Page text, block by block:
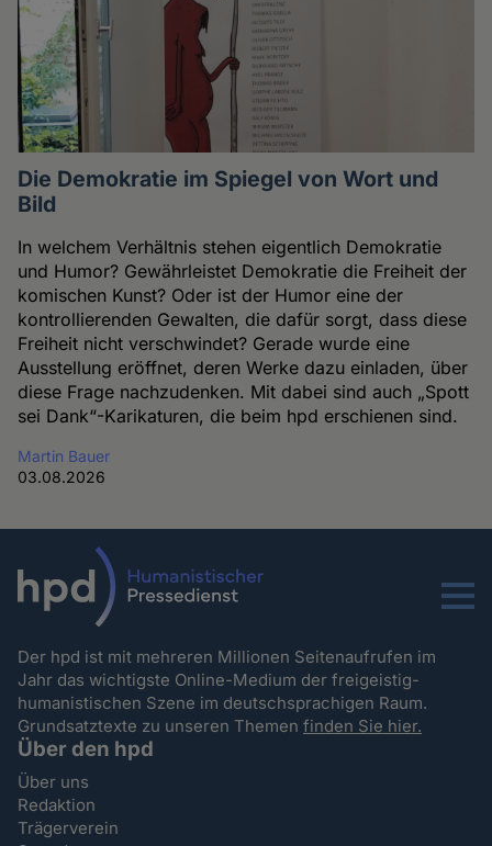
Die Demokratie im Spiegel von Wort und
Bild
In welchem Verhältnis stehen eigentlich Demokratie
und Humor? Gewährleistet Demokratie die Freiheit der
komischen Kunst? Oder ist der Humor eine der
kontrollierenden Gewalten, die dafür sorgt, dass diese
Freiheit nicht verschwindet? Gerade wurde eine
Ausstellung eröffnet, deren Werke dazu einladen, über
diese Frage nachzudenken. Mit dabei sind auch „Spott
sei Dank“-Karikaturen, die beim hpd erschienen sind.
Martin Bauer
03.08.2026
Menu
Der hpd ist mit mehreren Millionen Seitenaufrufen im
Jahr das wichtigste Online-Medium der freigeistig-
humanistischen Szene im deutschsprachigen Raum.
Grundsatztexte zu unseren Themenfinden Sie hier.
Über den hpd
Über uns
Redaktion
Trägerverein